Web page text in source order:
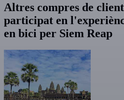
Altres compres de
participat en
en bici per Siem Reap